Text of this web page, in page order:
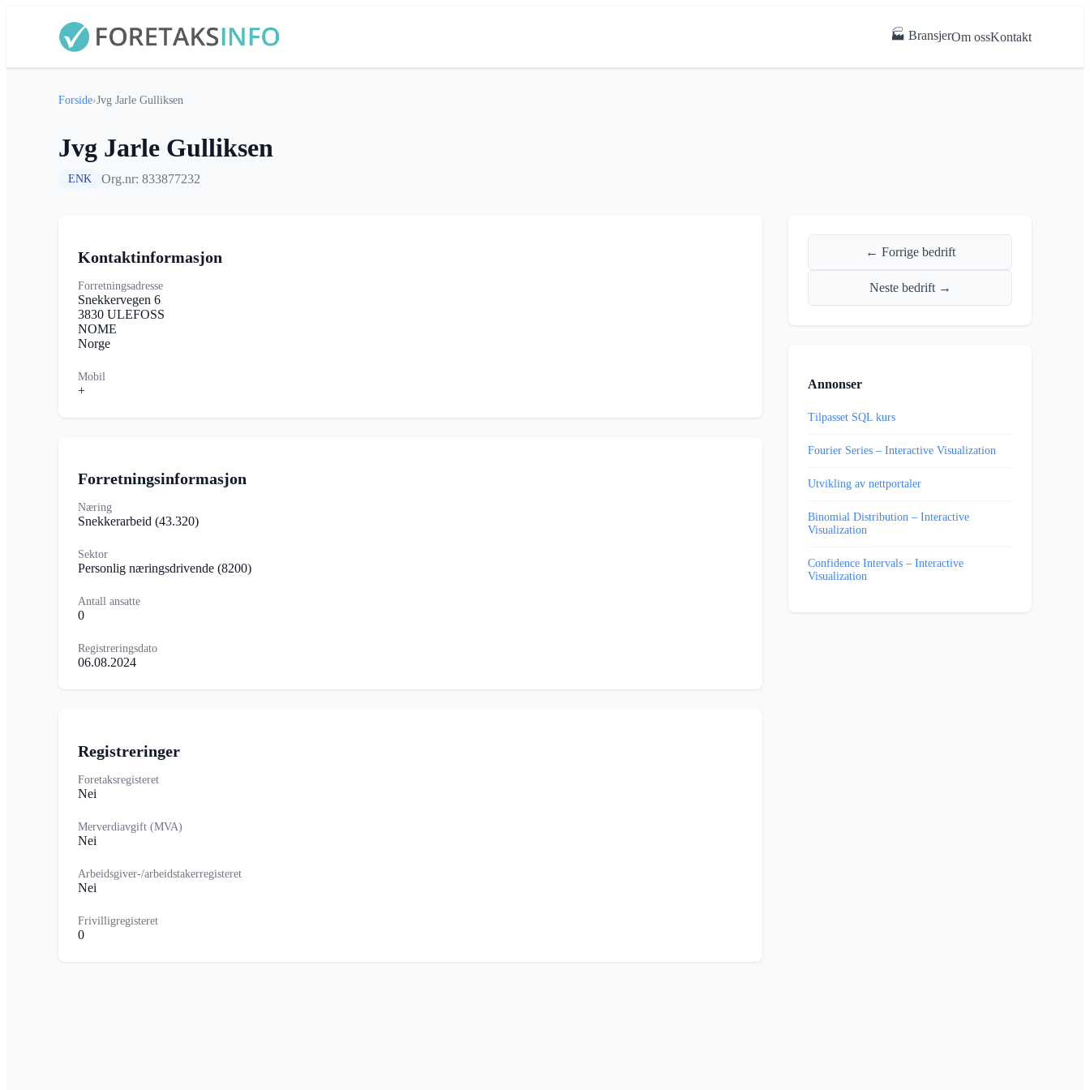
🏭 BransjerOm ossKontakt
Forside›Jvg Jarle Gulliksen
Jvg Jarle Gulliksen
ENK Org.nr: 833877232
Kontaktinformasjon
Forretningsadresse
Snekkervegen 6
3830 ULEFOSS
NOME
Norge
Mobil
+
Forretningsinformasjon
Næring
Snekkerarbeid (43.320)
Sektor
Personlig næringsdrivende (8200)
Antall ansatte
0
Registreringsdato
06.08.2024
Registreringer
Foretaksregisteret
Nei
Merverdiavgift (MVA)
Nei
Arbeidsgiver-/arbeidstakerregisteret
Nei
Frivilligregisteret
0
← Forrige bedrift
Neste bedrift →
Annonser
Tilpasset SQL kurs
Fourier Series – Interactive Visualization
Utvikling av nettportaler
Binomial Distribution – Interactive
Visualization
Confidence Intervals – Interactive
Visualization